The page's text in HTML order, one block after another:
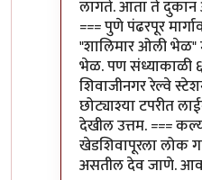
लागते. आता ते दुकान
=== पुणे पंढरपूर
"शालिमार ओली भेळ"
भेळ. पण संध्याकाळी
शिवाजीनगर रेल्वे
छोट्याश्या टपरीत
देखील उत्तम. ===
खेडशिवापूरला लोक
असतील देव जाणे.